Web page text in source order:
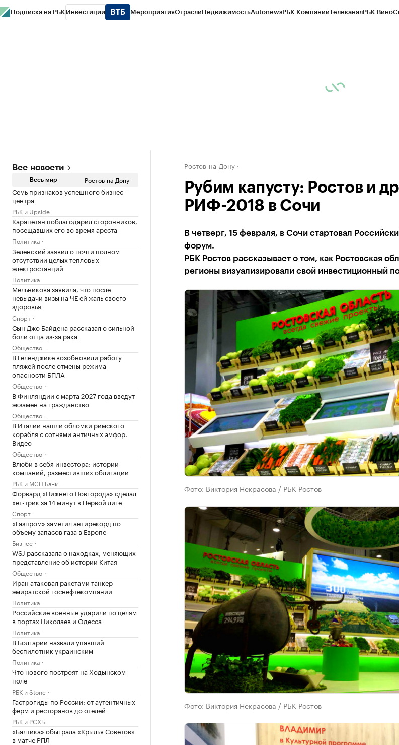
Подписка на РБК Инвестиции МероприятияОтраслиНедвижимостьAutonewsРБК КомпанииТелеканалРБК Вино
Все новости
Весь мир Ростов-на-Дону
Семь признаков успешного бизнес-
центра
РБК и Upside
Карапетян поблагодарил сторонников,
посещавших его во время ареста
Политика
Зеленский заявил о почти полном
отсутствии целых тепловых
электростанций
Политика
Мельникова заявила, что после
невыдачи визы на ЧЕ ей жаль своего
здоровья
Спорт
Сын Джо Байдена рассказал о сильной
боли отца из-за рака
Общество
В Геленджике возобновили работу
пляжей после отмены режима
опасности БПЛА
Общество
В Финляндии с марта 2027 года введут
экзамен на гражданство
Общество
В Италии нашли обломки римского
корабля с сотнями античных амфор.
Видео
Общество
Влюби в себя инвестора: истории
компаний, разместивших облигации
РБК и МСП Банк
Форвард «Нижнего Новгорода» сделал
хет-трик за 14 минут в Первой лиге
Спорт
«Газпром» заметил антирекорд по
объему запасов газа в Европе
Бизнес
WSJ рассказала о находках, меняющих
представление об истории Китая
Общество
Иран атаковал ракетами танкер
эмиратской госнефтекомпании
Политика
Российские военные ударили по целям
в портах Николаев и Одесса
Политика
В Болгарии назвали упавший
беспилотник украинским
Политика
Что нового построят на Ходынском
поле
РБК и Stone
Гастрогиды по России: от аутентичных
ферм и ресторанов до отелей
РБК и РСХБ
«Балтика» обыграла «Крылья Советов»
в матче РПЛ
Ростов-на-Дону
Рубим капусту: Ростов и
РИФ-2018 в Сочи
В четверг, 15 февраля, в Сочи стартовал
форум.
РБК Ростов рассказывает о том, как Ростовская
регионы визуализировали свой инвестиционный
Фото: Виктория Некрасова / РБК Ростов
Фото: Виктория Некрасова / РБК Ростов